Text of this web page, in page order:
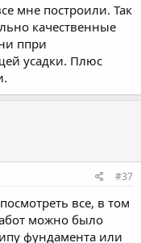
мне построили. Так
качественные
ппри
усадки. Плюс
#37
все, в том
можно было
фундамента или